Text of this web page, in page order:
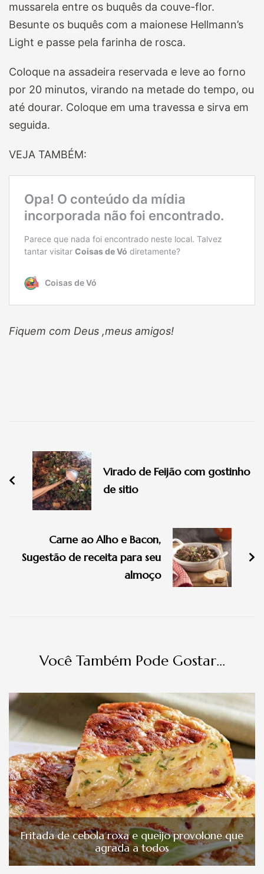
mussarela entre os buquês da couve-flor.
Besunte os buquês com a maionese Hellmann’s
Light e passe pela farinha de rosca.
Coloque na assadeira reservada e leve ao forno
por 20 minutos, virando na metade do tempo, ou
até dourar. Coloque em uma travessa e sirva em
seguida.
VEJA TAMBÉM:
Fiquem com Deus ,meus amigos!
post
Virado de Feijão com gostinho
de sitio
Carne ao Alho e Bacon,
Sugestão de receita para seu
almoço
Você Também Pode Gostar...
Fritada de cebola roxa e queijo provolone que
agrada a todos